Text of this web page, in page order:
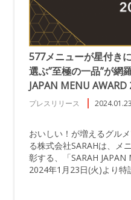
577メニューが星付き
選ぶ”至極の一品”が網
JAPAN MENU
プレスリリース 2024.01.23
おいしい！が増えるグル
る株式会社SARAHは、メ
彰する、「SARAH
2024年1月23日(火)より